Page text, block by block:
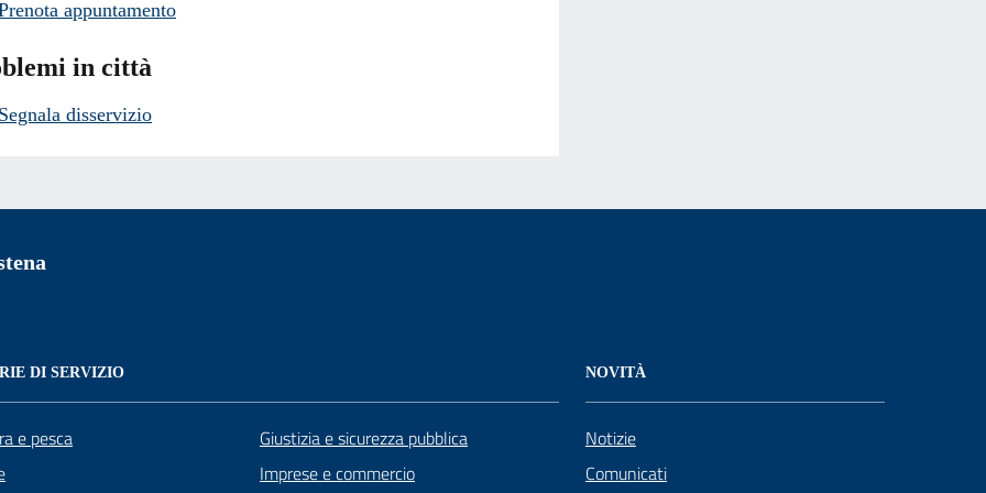
appuntamento
in città
disservizio
DI SERVIZIO
e pesca
Giustizia e sicurezza pubblica
Imprese e commercio
NOVITÀ
Notizie
Comunicati